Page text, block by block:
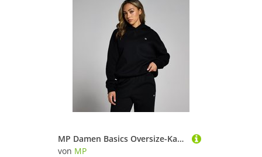
MP Damen Basics Oversize-Kapuzenpulli – Schwarz - XXS
von MP